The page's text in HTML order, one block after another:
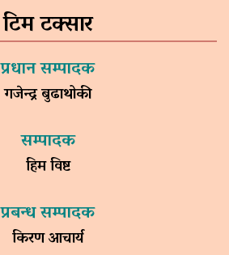
टिम टक्सार
प्रधान सम्पादक
गजेन्द्र बुढाथोकी
सम्पादक
हिम विष्ट
प्रबन्ध सम्पादक
किरण आचार्य